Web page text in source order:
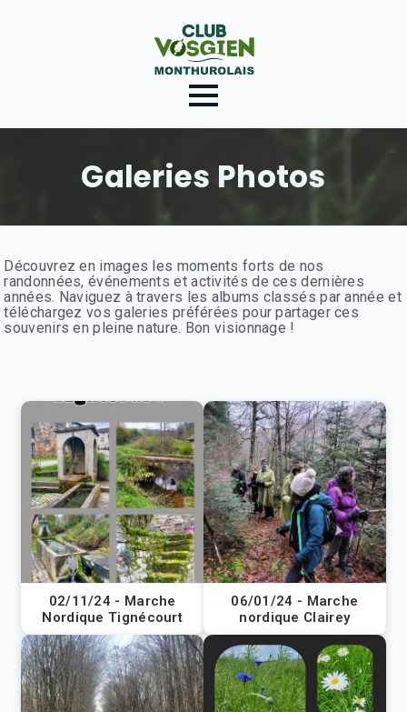
Galeries Photos
Découvrez en images les moments forts de nos
randonnées, événements et activités de ces dernières
années. Naviguez à travers les albums classés par année et
téléchargez vos galeries préférées pour partager ces
souvenirs en pleine nature. Bon visionnage !
02/11/24 - Marche
Nordique Tignécourt
06/01/24 - Marche
nordique Clairey